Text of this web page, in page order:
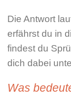
Die Antwort
erfährst du in
findest du
dich dabei
Was